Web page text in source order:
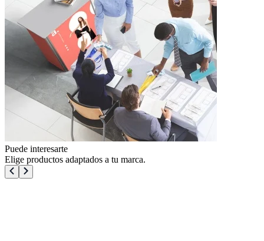
Puede interesarte
Elige productos adaptados a tu marca.